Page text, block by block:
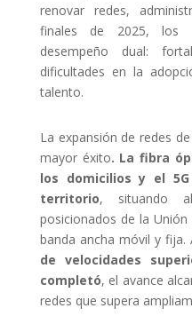
renovar redes,
finales de 2025, los
desempeño dual:
dificultades en la
talento.
La expansión de redes
mayor éxito. La fibra
los domicilios y el
territorio, situando
posicionados de la Unión
banda ancha móvil y fija.
de velocidades
completó, el avance
redes que supera